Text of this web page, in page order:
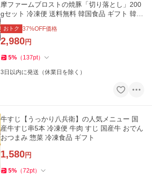
摩ファームブロストの焼豚「切り落とし」200
gセット 冷凍便 送料無料 韓国食品 ギフト 韓国
うどん 焼き豚 爆買
おトク 37%OFF価格
2,980円
5% （ 137pt）
3日以内に発送（休業日を除く）
牛すじ【うっかり八兵衛】の人気メニュー 国
産牛すじ串5本 冷凍便 牛肉 すじ 国産牛 おでん
おつまみ 惣菜 冷凍食品 ギフト
1,580円
5% （72pt）